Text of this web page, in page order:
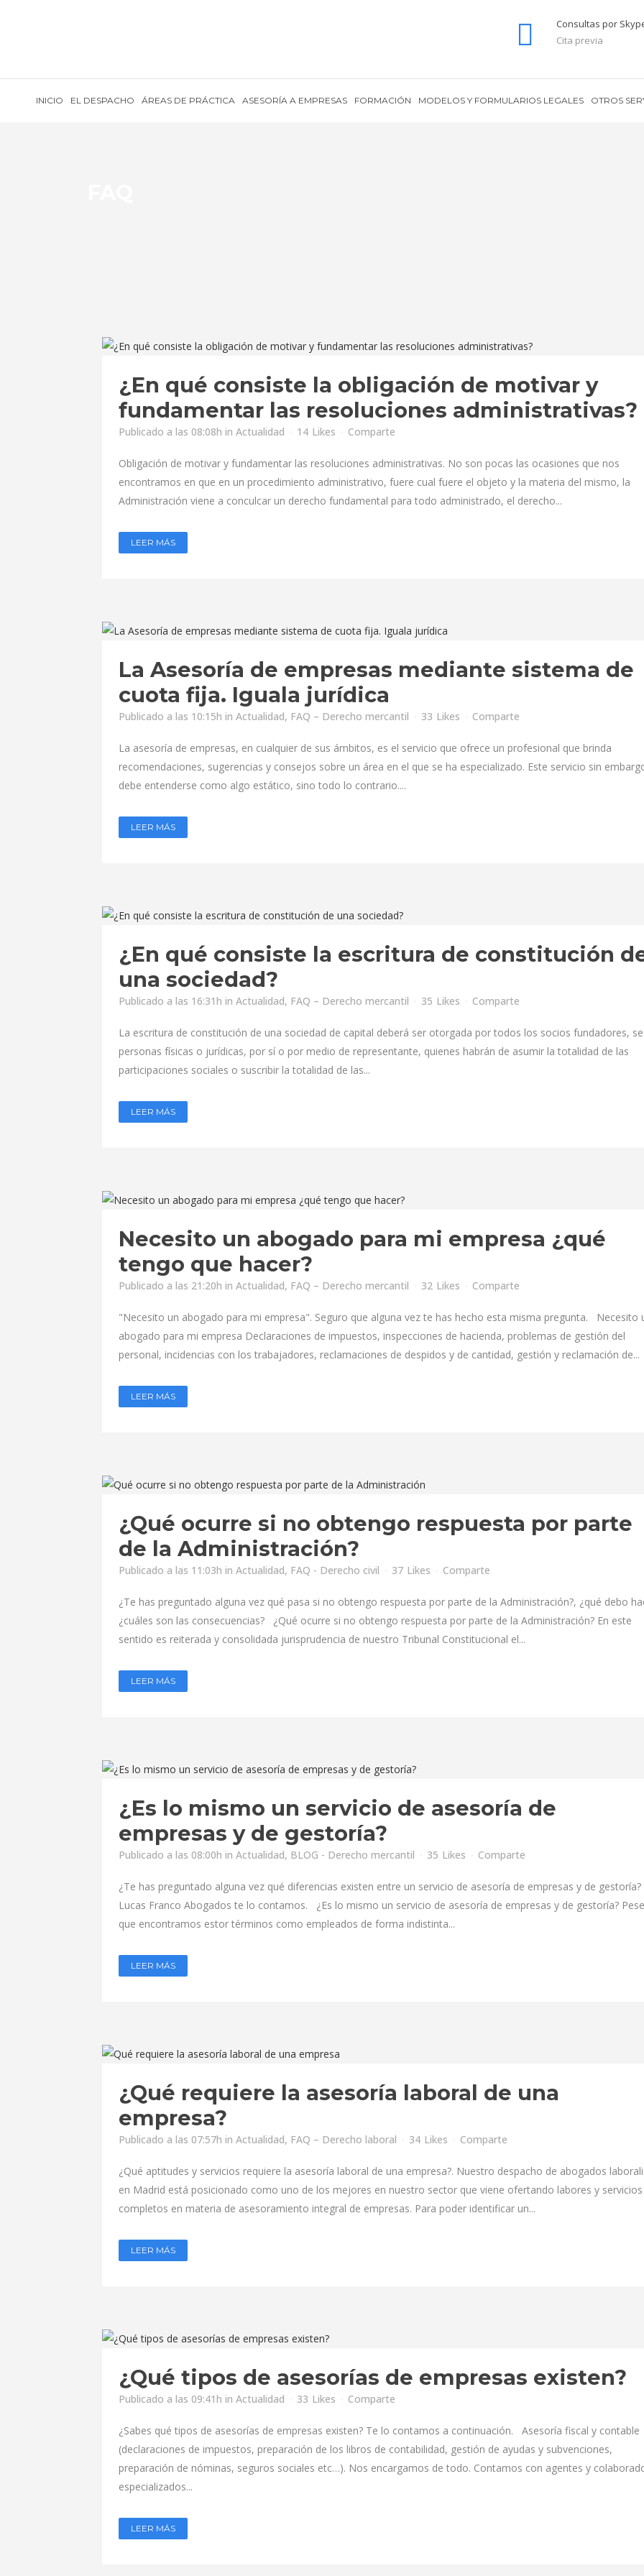
Consultas por
Cita previa
INICIO EL DESPACHO ÁREAS DE PRÁCTICA ASESORÍA A EMPRESAS FORMACIÓN MODELOS Y FORMULARIOS LEGALES OTROS
¿En qué consiste la obligación de motivar y
fundamentar las resoluciones administrativas?
Publicado a las 08:08h in Actualidad 14 Likes Comparte
Obligación de motivar y fundamentar las resoluciones administrativas. No son pocas las ocasiones que nos
encontramos en que en un procedimiento administrativo, fuere cual fuere el objeto y la materia del mismo, la
Administración viene a conculcar un derecho fundamental para todo administrado, el derecho...
LEER MÁS
La Asesoría de empresas mediante sistema de
cuota fija. Iguala jurídica
Publicado a las 10:15h in Actualidad, FAQ – Derecho mercantil 33 Likes Comparte
La asesoría de empresas, en cualquier de sus ámbitos, es el servicio que ofrece un profesional que brinda
recomendaciones, sugerencias y consejos sobre un área en el que se ha especializado. Este servicio sin
debe entenderse como algo estático, sino todo lo contrario....
LEER MÁS
¿En qué consiste la escritura de constitución
una sociedad?
Publicado a las 16:31h in Actualidad, FAQ – Derecho mercantil 35 Likes Comparte
La escritura de constitución de una sociedad de capital deberá ser otorgada por todos los socios fundadores,
personas físicas o jurídicas, por sí o por medio de representante, quienes habrán de asumir la totalidad de las
participaciones sociales o suscribir la totalidad de las...
LEER MÁS
Necesito un abogado para mi empresa ¿qué
tengo que hacer?
Publicado a las 21:20h in Actualidad, FAQ – Derecho mercantil 32 Likes Comparte
"Necesito un abogado para mi empresa". Seguro que alguna vez te has hecho esta misma pregunta. Necesito
abogado para mi empresa Declaraciones de impuestos, inspecciones de hacienda, problemas de gestión del
personal, incidencias con los trabajadores, reclamaciones de despidos y de cantidad, gestión y reclamación de...
LEER MÁS
¿Qué ocurre si no obtengo respuesta por parte
de la Administración?
Publicado a las 11:03h in Actualidad, FAQ - Derecho civil 37 Likes Comparte
¿Te has preguntado alguna vez qué pasa si no obtengo respuesta por parte de la Administración?, ¿qué debo
¿cuáles son las consecuencias? ¿Qué ocurre si no obtengo respuesta por parte de la Administración? En este
sentido es reiterada y consolidada jurisprudencia de nuestro Tribunal Constitucional el...
LEER MÁS
¿Es lo mismo un servicio de asesoría de
empresas y de gestoría?
Publicado a las 08:00h in Actualidad, BLOG - Derecho mercantil 35 Likes Comparte
¿Te has preguntado alguna vez qué diferencias existen entre un servicio de asesoría de empresas y de gestoría?
Lucas Franco Abogados te lo contamos. ¿Es lo mismo un servicio de asesoría de empresas y de gestoría?
que encontramos estor términos como empleados de forma indistinta...
LEER MÁS
¿Qué requiere la asesoría laboral de una
empresa?
Publicado a las 07:57h in Actualidad, FAQ – Derecho laboral 34 Likes Comparte
¿Qué aptitudes y servicios requiere la asesoría laboral de una empresa?. Nuestro despacho de abogados
en Madrid está posicionado como uno de los mejores en nuestro sector que viene ofertando labores y servicios
completos en materia de asesoramiento integral de empresas. Para poder identificar un...
LEER MÁS
¿Qué tipos de asesorías de empresas existen?
Publicado a las 09:41h in Actualidad 33 Likes Comparte
¿Sabes qué tipos de asesorías de empresas existen? Te lo contamos a continuación. Asesoría fiscal y contable
(declaraciones de impuestos, preparación de los libros de contabilidad, gestión de ayudas y subvenciones,
preparación de nóminas, seguros sociales etc…). Nos encargamos de todo. Contamos con agentes y
especializados...
LEER MÁS